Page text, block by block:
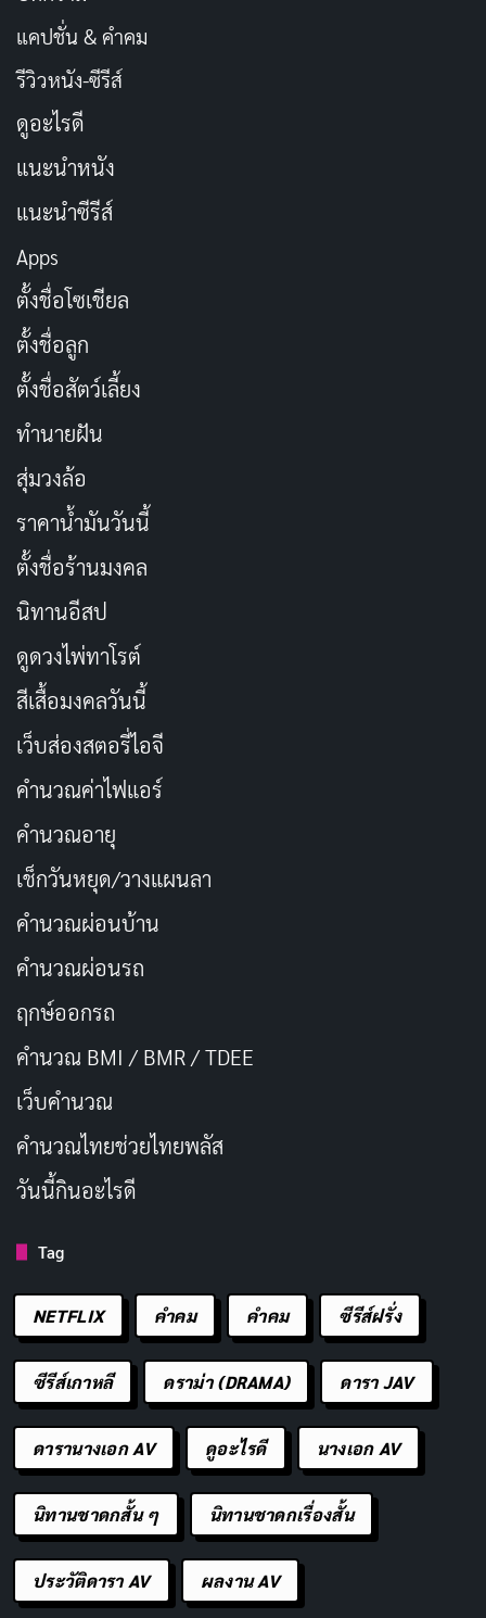
ช่วงปี 2023-2024 คือระยะสร้างฐานแฟนคลับของเธอ
อย่างรวดเร็ว โดยค่าย MOODYZ ดันเธออย่างเต็มกำลังด้วย
ผลงานมาตรฐานสูง เดือนเมษายน 2024 เธอออก
photobook เล่มแรกชื่อ “ももたん” (Momotan) กับ
สำนักพิมพ์ GOT ซึ่งถือว่าเร็วมากเมื่อเทียบกับนักแสดง AV
ทั่วไปที่มักต้องรอเวลาสะสมชื่อเสียงก่อนถึงจะมี
photobook เป็นของตัวเอง ตลอดปี 2024 เธอยังได้ถ่าย
Digital Photobook กับสำนักพิมพ์ยักษ์ใหญ่อย่าง
ผู้ชมออกไปนอกเหนือจากผู้ชม AV โดยเฉพาะ
2025 ที่เธอประกาศย้ายสังกัดจาก LIGHT promotion ไป
อยู่กับ Bstar พร้อมเปลี่ยนชื่อในการเขียนจาก 百田光
เป็น 百田光稀(ยังอ่านว่า “โมะโมะตะ มิสึคิ” เช่นเดิม) การ
เปลี่ยนชื่อครั้งนี้ถูกประกาศผ่านทาง
ของเธอ และนับจากนั้นเป็นต้นมาเธอใช้ชื่อ 百田光稀 ใน
ผลงานทั้งหมด
ปลายปี 2025 เธอได้เข้าร่วมโปรเจกต์ใหญ่ของค่ายใน
โอกาส MOODYZ ครบรอบ 25 ปี กับผลงานรวมดาว
“MOODYZ ONLY ONE STARS” ซึ่งขึ้นอันดับ 1 บนชาร์ต
FANZA รายสัปดาห์ และเดือนตุลาคมปีเดียวกันเป็นครั้งแรก
“nakadashi” (แนวน้ำแน่น) ซึ่งเป็นก้าวสำคัญในเส้นทาง
ของนักแสดง AV ญี่ปุ่นหลายคน
รายการ
ชื่อภาษาอังกฤษ
ชื่อญี่ปุ่น
เดิม เปลี่ยน 4 ก.พ. 2025)
วันเกิด
25 สิงหาคม 2002 (อายุ
23 ปี)
สถานที่เกิด โตเกียว ประเทศญี่ปุ่น
สัญชาติ ญี่ปุ่น
ส่วนสูง 166 ซม.
B100 (J Cup) – W57 –
แคปชั่น & คำคม
รีวิวหนัง-ซีรีส์
ดูอะไรดี
แนะนำหนัง
แนะนำซีรีส์
Apps
ตั้งชื่อโซเชียล
ตั้งชื่อลูก
ตั้งชื่อสัตว์เลี้ยง
ทำนายฝัน
สุ่มวงล้อ
ราคาน้ำมันวันนี้
ตั้งชื่อร้านมงคล
นิทานอีสป
ดูดวงไพ่ทาโรต์
สีเสื้อมงคลวันนี้
เว็บส่องสตอรี่ไอจี
คำนวณค่าไฟแอร์
คำนวณอายุ
เช็กวันหยุด/วางแผนลา
คำนวณผ่อนบ้าน
คำนวณผ่อนรถ
ฤกษ์ออกรถ
คำนวณ BMI / BMR / TDEE
เว็บคํานวณ
คํานวณไทยช่วยไทยพลัส
วันนี้กินอะไรดี
Tag
NETFLIX คำคม คําคม ซีรีส์ฝรั่ง
ซีรีส์เกาหลี ดราม่า (DRAMA) ดารา JAV
ดารานางเอก AV ดูอะไรดี นางเอก AV
นิทานชาดกสั้น ๆ นิทานชาดกเรื่องสั้น
ประวัติดารา AV ผลงาน AV